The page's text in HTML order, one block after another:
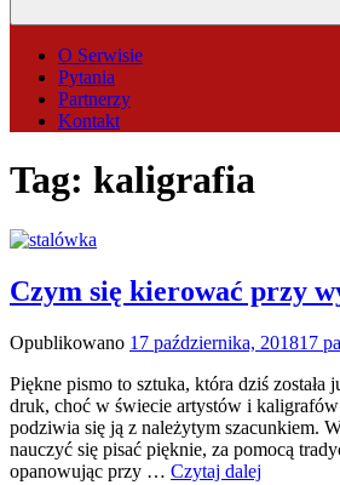
O Serwisie
Pytania
Partnerzy
Kontakt
Tag: kaligrafia
Czym się kierować przy
Opublikowano 17 października, 201817
Piękne pismo to sztuka, która dziś została
druk, choć w świecie artystów i
podziwia się ją z należytym szacunkiem.
nauczyć się pisać pięknie, za pomocą
opanowując przy … Czytaj dalej